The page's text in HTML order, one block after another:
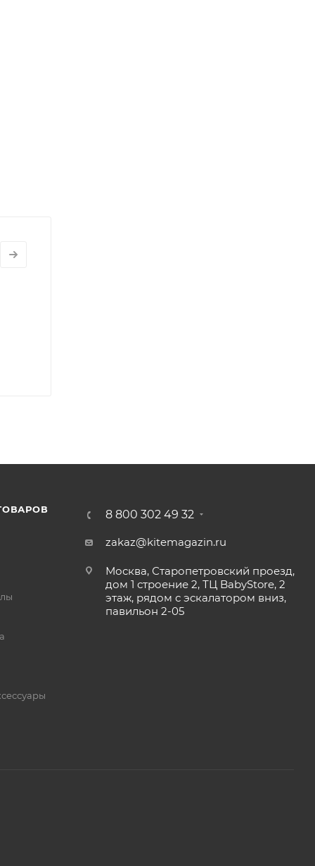
8 800 302 49 32
zakaz@kitemagazin.ru
Москва, Старопетровский проезд,
дом 1 строение 2, ТЦ BabyStore, 2
этаж, рядом с эскалатором вниз,
павильон 2-05